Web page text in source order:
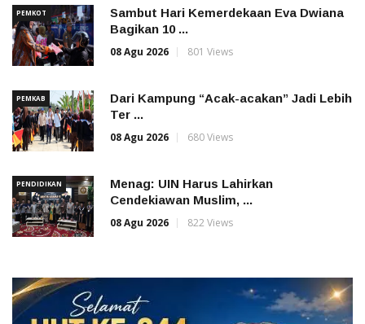
PEMKOT
Sambut Hari Kemerdekaan Eva Dwiana
Bagikan 10 ...
08 Agu 2026
801 Views
PEMKAB
Dari Kampung “Acak-acakan” Jadi Lebih
Ter ...
08 Agu 2026
680 Views
PENDIDIKAN
Menag: UIN Harus Lahirkan
Cendekiawan Muslim, ...
08 Agu 2026
822 Views